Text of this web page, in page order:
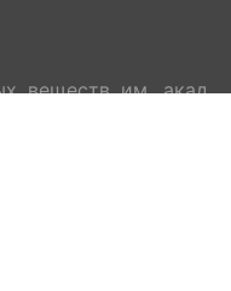
веществ им. акад.